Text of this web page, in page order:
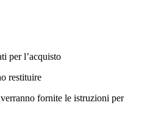
per l’acquisto
restituire
fornite le istruzioni per